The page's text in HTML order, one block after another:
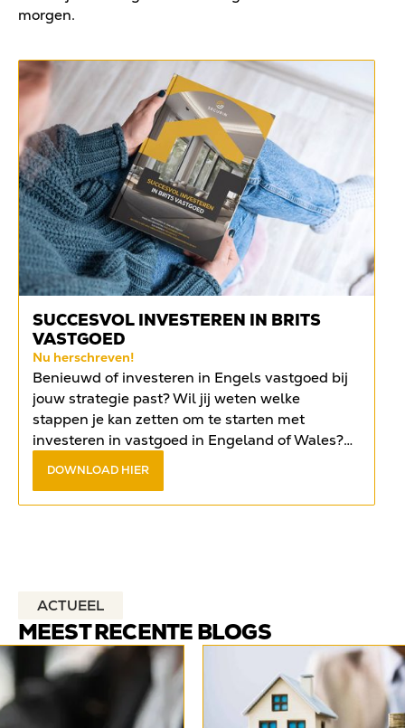
morgen.
SUCCESVOL INVESTEREN IN BRITS
VASTGOED
Nu herschreven!
Benieuwd of investeren in Engels vastgoed bij
jouw strategie past? Wil jij weten welke
stappen je kan zetten om te starten met
investeren in vastgoed in Engeland of Wales?
DOWNLOAD HIER
ACTUEEL
MEEST RECENTE BLOGS